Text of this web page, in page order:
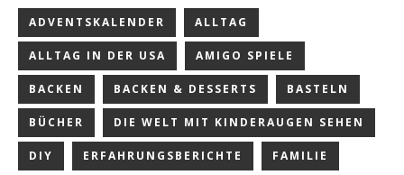
ADVENTSKALENDER ALLTAG
ALLTAG IN DER USA AMIGO SPIELE
BACKEN BACKEN & DESSERTS BASTELN
BÜCHER DIE WELT MIT KINDERAUGEN SEHEN
DIY ERFAHRUNGSBERICHTE FAMILIE